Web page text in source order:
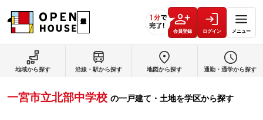
会員登録 ログイン メニュー
地域から探す 沿線・駅から探す 地図から探す 通勤・通学から探す
一宮市立北部中学校 の一戸建て・土地を学区から探す